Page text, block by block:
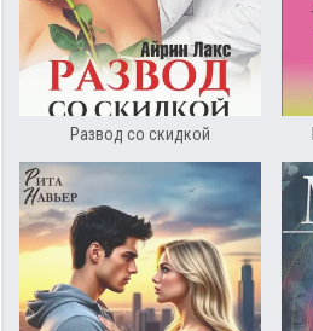
Развод со скидкой